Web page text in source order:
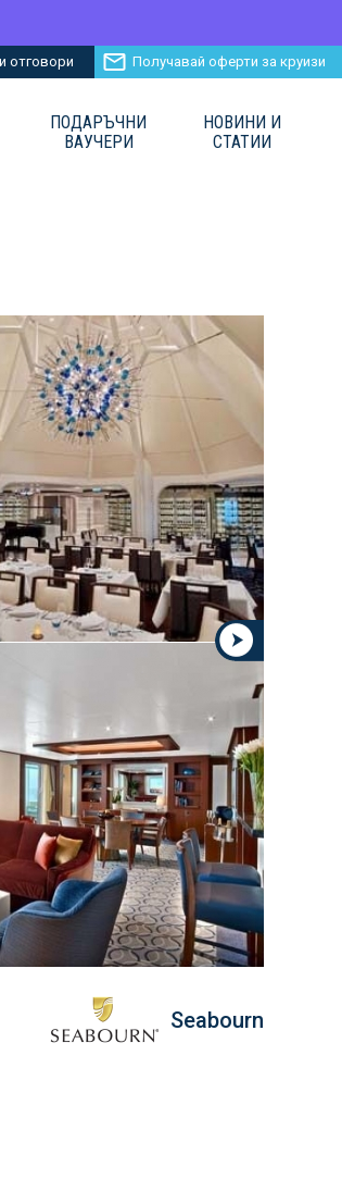
отговори Получавай оферти за круизи
ПОДАРЪЧНИ
ВАУЧЕРИ
НОВИНИ И
СТАТИИ
Seabourn